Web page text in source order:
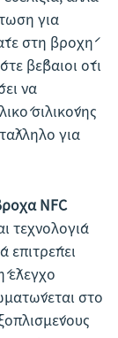
για
στη βροχή
βέβαιοι ότι
να
σιλικόνης
για
NFC
τεχνολογία
επιτρέπει
έλεγχο
στο